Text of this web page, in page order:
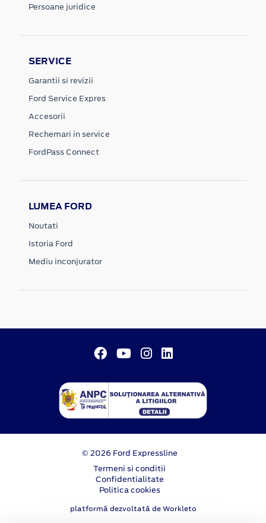
Persoane juridice
SERVICE
Garantii si revizii
Ford Service Expres
Accesorii
Rechemari in service
FordPass Connect
LUMEA FORD
Noutati
Istoria Ford
Mediu inconjurator
© 2026 Ford Expressline
Termeni si conditii
Confidentialitate
Politica cookies
platformă dezvoltată de Workleto